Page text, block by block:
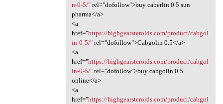
n-0-5/"rel="dofollow">buy caberlin 0.5 sun
pharma</a>
<a
href="https://highgearsteroids.com/product/cabgol
in-0-5/"rel="dofollow">Cabgolin 0.5</a>
<a
href="https://highgearsteroids.com/product/cabgol
in-0-5/"rel="dofollow">buy cabgolin 0.5
online</a>
<a
href="https://highgearsteroids.com/product/cabgol